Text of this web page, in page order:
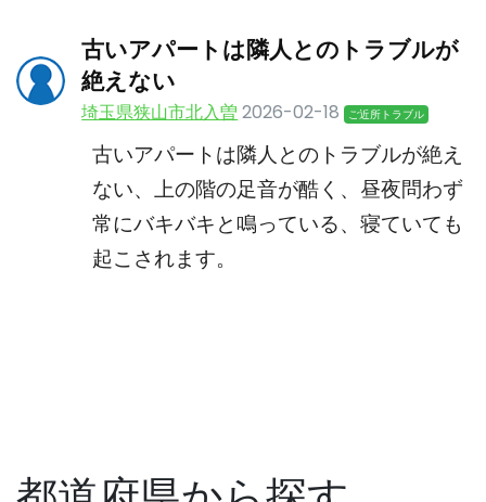
古いアパートは隣人とのトラブルが
絶えない
埼玉県狭山市北入曽 2026-02-18 ご近所トラブル
古いアパートは隣人とのトラブルが絶え
ない、上の階の足音が酷く、昼夜問わず
常にバキバキと鳴っている、寝ていても
起こされます。